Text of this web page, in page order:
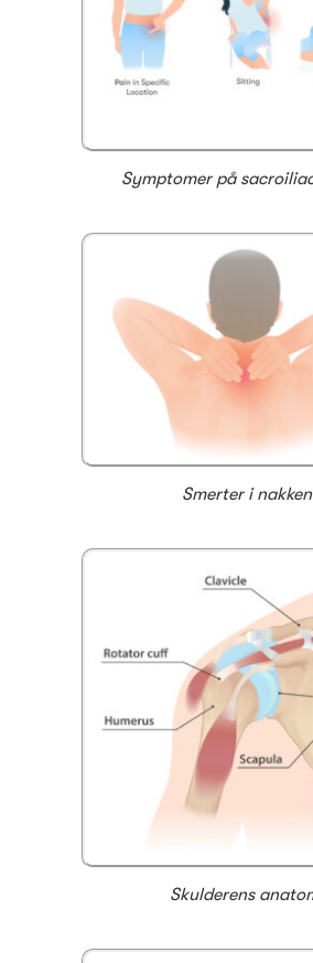
Symptomer på
Smerter i nakken
Skulderens